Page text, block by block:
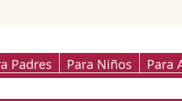
Padres Para Niños Para